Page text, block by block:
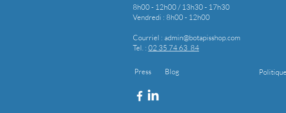
8h00 - 12h00 / 13h30 - 17h30
Vendredi : 8h00 - 12h00
Courriel : admin@botapisshop.com
Tel. : 02 35 74 63 84
Press Blog